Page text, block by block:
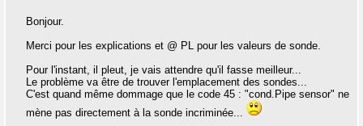
Bonjour.
Merci pour les explications et @ PL pour les valeurs de sonde.
Pour l'instant, il pleut, je vais attendre qu'il fasse meilleur...
Le problème va être de trouver l'emplacement des sondes...
C'est quand même dommage que le code 45 : "cond.Pipe sensor" ne
mène pas directement à la sonde incriminée...